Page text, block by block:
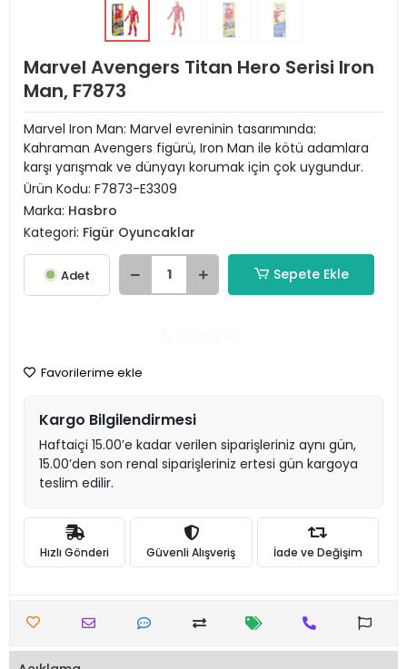
Marvel Avengers Titan Hero Serisi Iron
Man, F7873
Marvel Iron Man: Marvel evreninin tasarımında:
Kahraman Avengers figürü, Iron Man ile kötü adamlara
karşı yarışmak ve dünyayı korumak için çok uygundur.
Ürün Kodu: F7873-E3309
Marka: Hasbro
Kategori: Figür Oyuncaklar
Adet Sepete Ekle
Favorilerime ekle
Kargo Bilgilendirmesi
Haftaiçi 15.00’e kadar verilen siparişleriniz aynı gün,
15.00’den son renal siparişleriniz ertesi gün kargoya
teslim edilir.
Hızlı Gönderi Güvenli Alışveriş İade ve Değişim